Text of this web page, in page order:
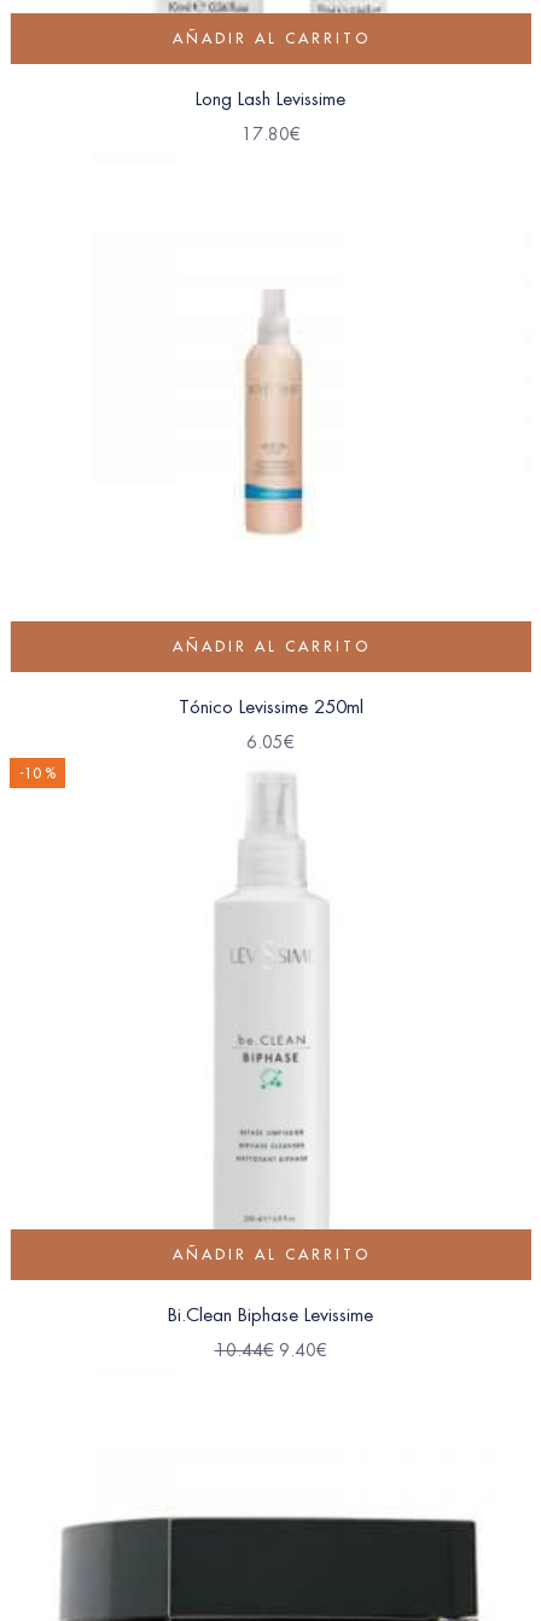
AÑADIR AL CARRITO
Long Lash Levissime
17.80€
AÑADIR AL CARRITO
Tónico Levissime 250ml
6.05€
-10 %
AÑADIR AL CARRITO
Bi.Clean Biphase Levissime
10.44€ 9.40€